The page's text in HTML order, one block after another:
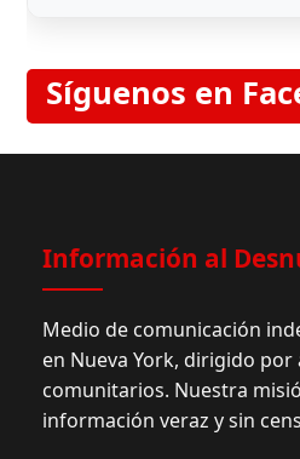
Síguenos en
Información al
Medio de comunicación
en Nueva York, dirigido por
comunitarios. Nuestra
información veraz y sin